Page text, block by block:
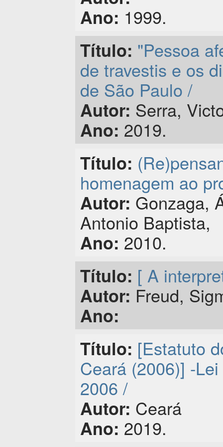
Ano: 1999.
Título: "Pessoa
de travestis e os
de São Paulo /
Autor: Serra,
Ano: 2019.
Título:
homenagem ao
Autor: Gonzaga,
Antonio Baptista,
Ano: 2010.
Título: [ A
Autor: Freud,
Ano:
Título: [Estatuto
Ceará (2006)] -
2006 /
Autor: Ceará
Ano: 2019.